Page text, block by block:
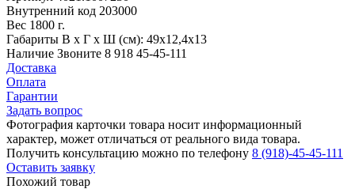
Внутренний код 203000
Вес 1800 г.
Габариты В х Г х Ш (см): 49х12,4х13
Наличие Звоните 8 918 45-45-111
Доставка
Оплата
Гарантии
Задать вопрос
Фотография карточки товара носит информационный
характер, может отличаться от реального вида товара.
Получить консультацию можно по телефону 8 (918)-45-45-111
Оставить заявку
Похожий товар